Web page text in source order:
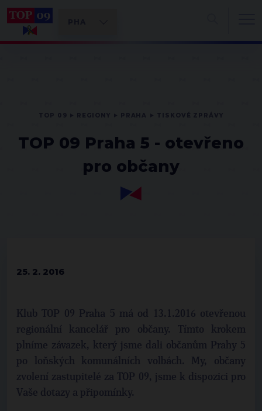
TOP 09 Praha 5 - otevřeno
pro občany
25. 2. 2016
Klub TOP 09 Praha 5 má od 13.1.2016 otevřenou
regionální kancelář pro občany.
Tímto krokem
plníme závazek, který jsme dali občanům Prahy 5
po loňských komunálních volbách. My, občany
zvolení zastupitelé za TOP 09, jsme k dispozici pro
Vaše dotazy a připomínky.